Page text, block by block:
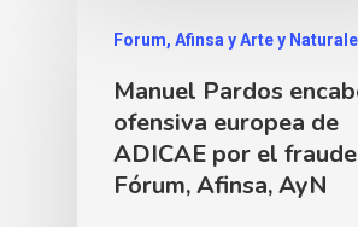
Forum, Afinsa y Arte y
Manuel Pardos
ofensiva europea de
ADICAE por el
Fórum, Afinsa, AyN